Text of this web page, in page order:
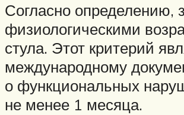
Согласно определению,
физиологическими
стула. Этот критерий
международному
о функциональных
не менее 1 месяца.